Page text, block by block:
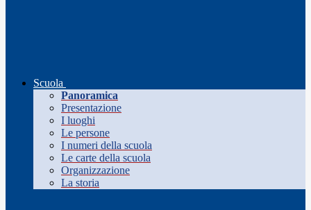
Scuola
Panoramica
Presentazione
I luoghi
Le persone
I numeri della scuola
Le carte della scuola
Organizzazione
La storia